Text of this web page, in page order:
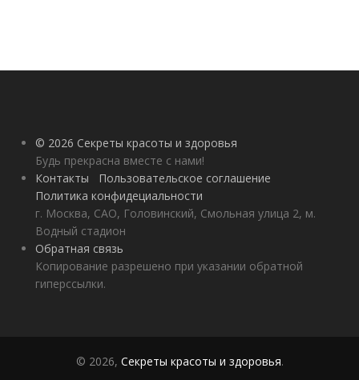
© 2026 Секреты красоты и здоровья
Будь прекрасна вместе с нами!
Контакты
Пользовательское соглашение
Политика конфидециальности
г. Москва, САО, Головинский, Смольная улица 2, м.
Водный стадион
Обратная связь
Копирование разрешено при указании обратной
гиперссылки.
© 2026, Секреты красоты и здоровья.